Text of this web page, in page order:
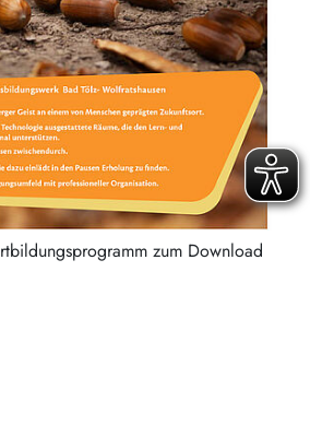
zum Download